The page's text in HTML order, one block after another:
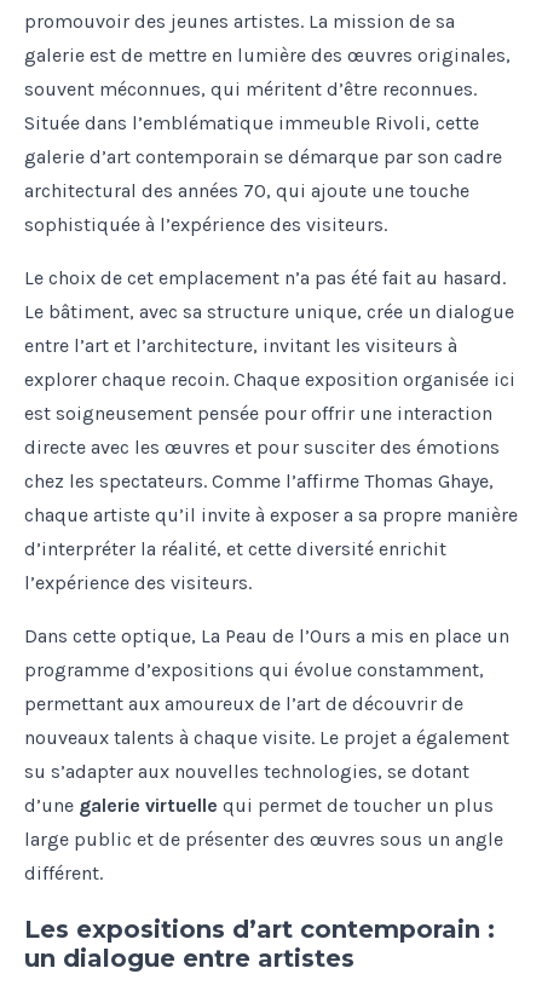
promouvoir des jeunes artistes. La mission de sa
galerie est de mettre en lumière des œuvres originales,
souvent méconnues, qui méritent d’être reconnues.
Située dans l’emblématique immeuble Rivoli, cette
galerie d’art contemporain se démarque par son cadre
architectural des années 70, qui ajoute une touche
sophistiquée à l’expérience des visiteurs.
Le choix de cet emplacement n’a pas été fait au hasard.
Le bâtiment, avec sa structure unique, crée un dialogue
entre l’art et l’architecture, invitant les visiteurs à
explorer chaque recoin. Chaque exposition organisée ici
est soigneusement pensée pour offrir une interaction
directe avec les œuvres et pour susciter des émotions
chez les spectateurs. Comme l’affirme Thomas Ghaye,
chaque artiste qu’il invite à exposer a sa propre manière
d’interpréter la réalité, et cette diversité enrichit
l’expérience des visiteurs.
Dans cette optique, La Peau de l’Ours a mis en place un
programme d’expositions qui évolue constamment,
permettant aux amoureux de l’art de découvrir de
nouveaux talents à chaque visite. Le projet a également
su s’adapter aux nouvelles technologies, se dotant
d’une galerie virtuelle qui permet de toucher un plus
large public et de présenter des œuvres sous un angle
différent.
Les expositions d’art contemporain :
un dialogue entre artistes